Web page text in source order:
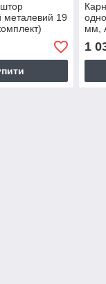
металевий 19
мм,
1